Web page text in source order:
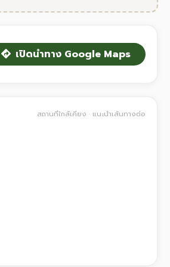
เปิดนำทาง Google Maps
สถานที่ใกล้เคียง · แนะนำเส้นทางต่อ